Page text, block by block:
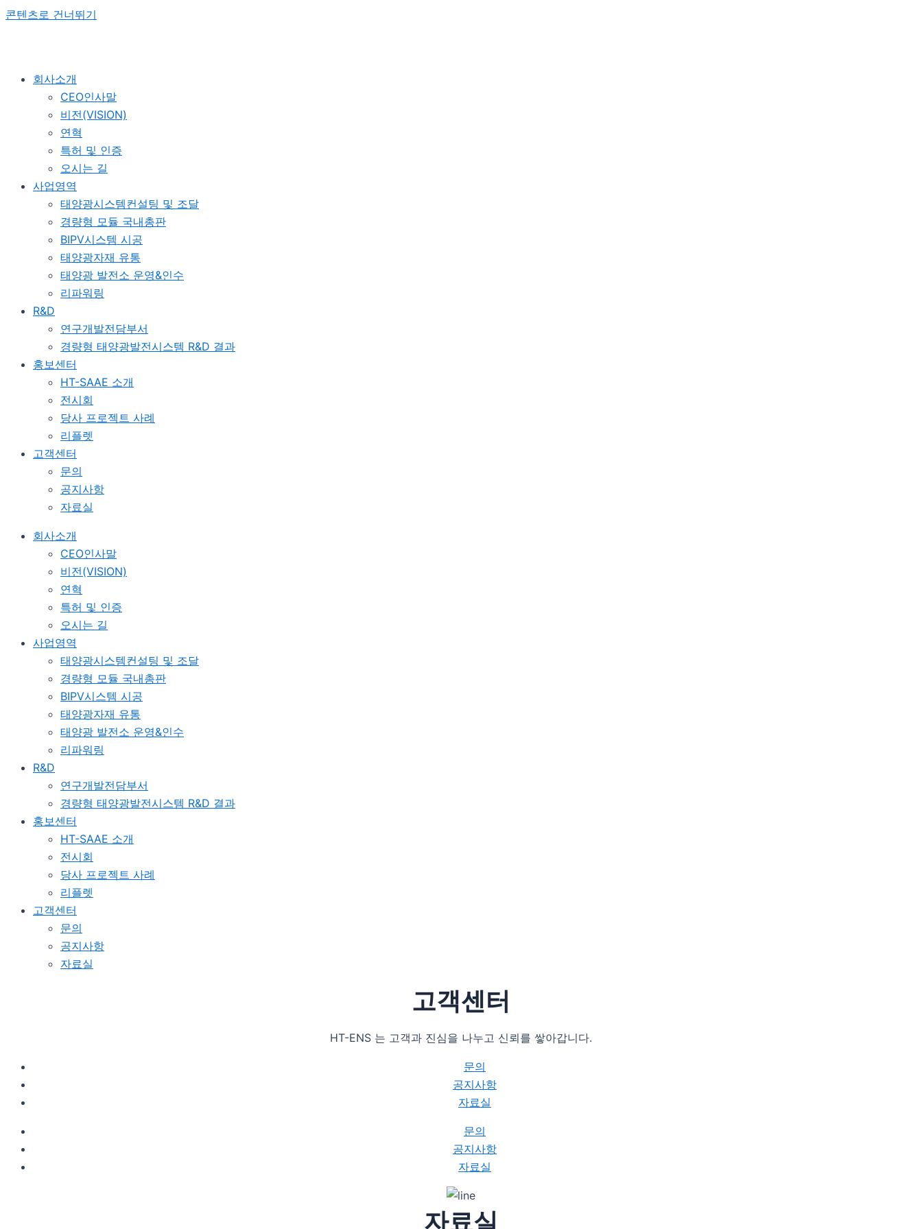
콘텐츠로 건너뛰기
회사소개
CEO인사말
비전(VISION)
연혁
특허 및 인증
오시는 길
사업영역
태양광시스템컨설팅 및 조달
경량형 모듈 국내총판
BIPV시스템 시공
태양광자재 유통
태양광 발전소 운영&인수
리파워링
R&D
연구개발전담부서
경량형 태양광발전시스템 R&D 결과
홍보센터
HT-SAAE 소개
전시회
당사 프로젝트 사례
리플렛
고객센터
문의
공지사항
자료실
회사소개
CEO인사말
비전(VISION)
연혁
특허 및 인증
오시는 길
사업영역
태양광시스템컨설팅 및 조달
경량형 모듈 국내총판
BIPV시스템 시공
태양광자재 유통
태양광 발전소 운영&인수
리파워링
R&D
연구개발전담부서
경량형 태양광발전시스템 R&D 결과
홍보센터
HT-SAAE 소개
전시회
당사 프로젝트 사례
리플렛
고객센터
문의
공지사항
자료실
고객센터
HT-ENS 는 고객과 진심을 나누고 신뢰를 쌓아갑니다.
문의
공지사항
자료실
문의
공지사항
자료실
자료실